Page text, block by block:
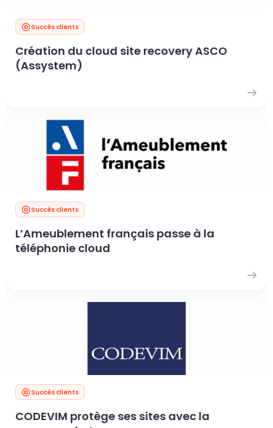
Succès clients
Création du cloud site recovery ASCO
(Assystem)
Succès clients
L’Ameublement français passe à la
téléphonie cloud
Succès clients
CODEVIM protège ses sites avec la